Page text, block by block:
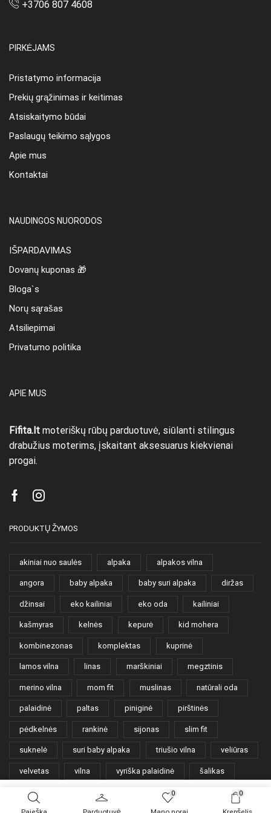
+3706 807 4608
PIRKĖJAMS
Pristatymo informacija
Prekių grąžinimas ir keitimas
Atsiskaitymo būdai
Paslaugų teikimo sąlygos
Apie mus
Kontaktai
NAUDINGOS NUORODOS
IŠPARDAVIMAS
Dovanų kuponas 🎁
Bloga`s
Norų sąrašas
Atsiliepimai
Privatumo politika
APIE MUS
Fifita.lt moteriškų rūbų parduotuvė, siūlanti stilingus
drabužius moterims, įskaitant aksesuarus kiekvienai
progai.
FacebookInstagram
PRODUKTŲ ŽYMOS
akiniai nuo saulės alpaka alpakos vilna
angora baby alpaka baby suri alpaka diržas
džinsai eko kailiniai eko oda kailiniai
kašmyras kelnės kepurė kid mohera
kombinezonas komplektas kuprinė
lamos vilna linas marškiniai megztinis
merino vilna mom fit muslinas natūrali oda
palaidinė paltas piniginė pirštinės
pėdkelnės rankinė sijonas slim fit
suknelė suri baby alpaka triušio vilna veliūras
velvetas vilna vyriška palaidinė šalikas
šortai 0 0